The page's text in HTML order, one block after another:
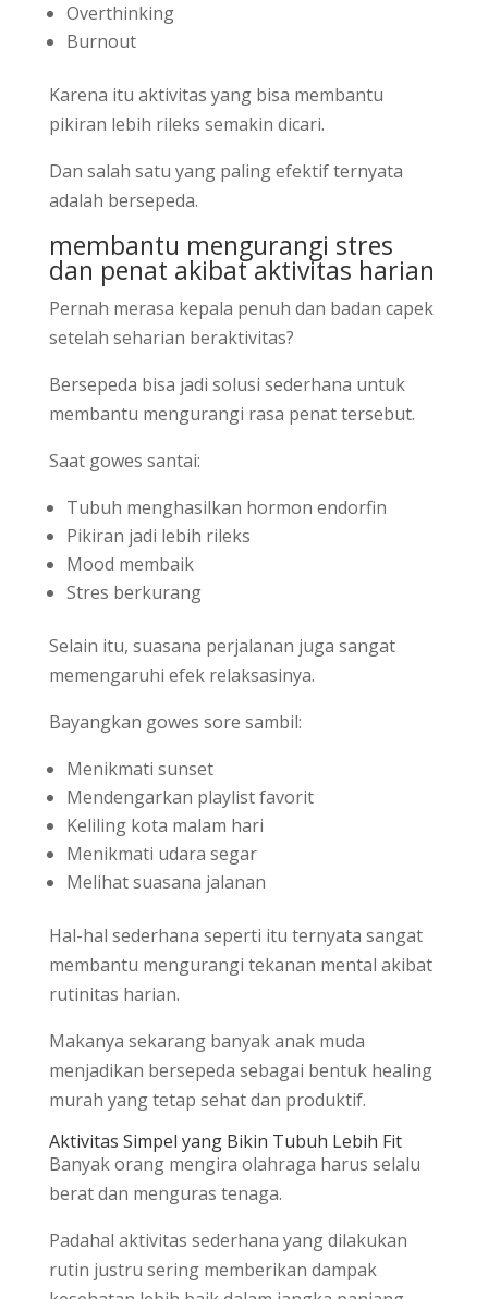
Overthinking
Burnout
Karena itu aktivitas yang bisa membantu
pikiran lebih rileks semakin dicari.
Dan salah satu yang paling efektif ternyata
adalah bersepeda.
membantu mengurangi stres
dan penat akibat aktivitas harian
Pernah merasa kepala penuh dan badan capek
setelah seharian beraktivitas?
Bersepeda bisa jadi solusi sederhana untuk
membantu mengurangi rasa penat tersebut.
Saat gowes santai:
Tubuh menghasilkan hormon endorfin
Pikiran jadi lebih rileks
Mood membaik
Stres berkurang
Selain itu, suasana perjalanan juga sangat
memengaruhi efek relaksasinya.
Bayangkan gowes sore sambil:
Menikmati sunset
Mendengarkan playlist favorit
Keliling kota malam hari
Menikmati udara segar
Melihat suasana jalanan
Hal-hal sederhana seperti itu ternyata sangat
membantu mengurangi tekanan mental akibat
rutinitas harian.
Makanya sekarang banyak anak muda
menjadikan bersepeda sebagai bentuk healing
murah yang tetap sehat dan produktif.
Aktivitas Simpel yang Bikin Tubuh Lebih Fit
Banyak orang mengira olahraga harus selalu
berat dan menguras tenaga.
Padahal aktivitas sederhana yang dilakukan
rutin justru sering memberikan dampak